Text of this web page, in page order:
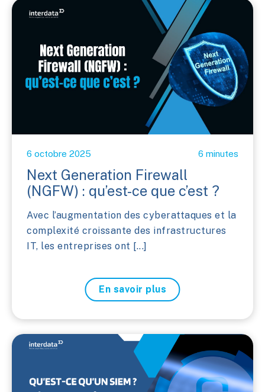
6 octobre 2025 6 minutes
Next Generation Firewall
(NGFW) : qu’est-ce que c’est ?
Avec l’augmentation des cyberattaques et la
complexité croissante des infrastructures
IT, les entreprises ont [...]
En savoir plus